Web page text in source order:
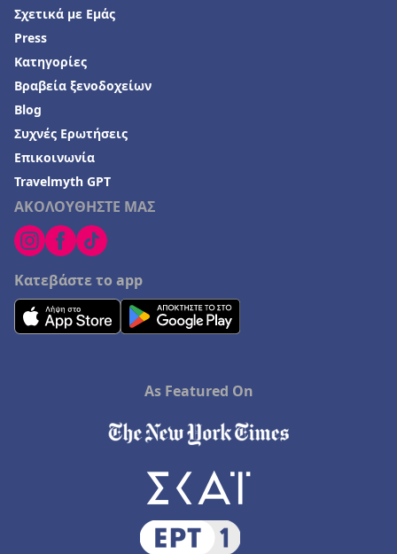
ΑΚΟΛΟΥΘΗΣΤΕ ΜΑΣ
Κατεβάστε το app
Σχετικά με Εμάς
Press
Κατηγορίες
Βραβεία ξενοδοχείων
Blog
Συχνές Ερωτήσεις
Επικοινωνία
Travelmyth GPT
As Featured On